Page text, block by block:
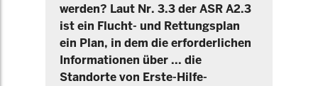
werden? Laut Nr. 3.3 der ASR A2.3
ist ein Flucht- und Rettungsplan
ein Plan, in dem die erforderlichen
Informationen über ... die
Standorte von Erste-Hilfe-